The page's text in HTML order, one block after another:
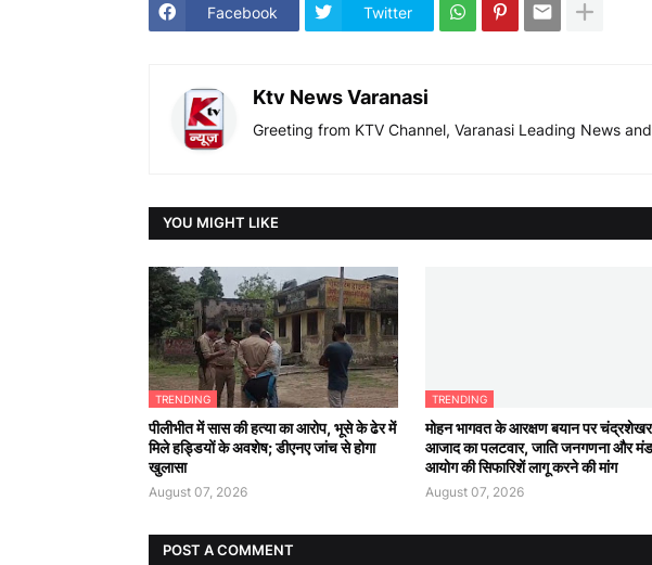
Facebook Twitter
Ktv News Varanasi
Greeting from KTV Channel, Varanasi Leading News
YOU MIGHT LIKE
TRENDING
पीलीभीत में सास की हत्या का आरोप, भूसे के ढेर में
मिले हड्डियों के अवशेष; डीएनए जांच से होगा
खुलासा
August 07, 2026
TRENDING
मोहन भागवत के आरक्षण बयान पर चंद्रशेखर
आजाद का पलटवार, जाति जनगणना और
आयोग की सिफारिशें लागू करने की मांग
August 07, 2026
POST A COMMENT